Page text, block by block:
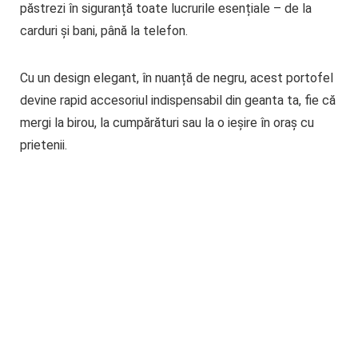
păstrezi în siguranță toate lucrurile esențiale – de la
carduri și bani, până la telefon.
Cu un design elegant, în nuanță de negru, acest portofel
devine rapid accesoriul indispensabil din geanta ta, fie că
mergi la birou, la cumpărături sau la o ieșire în oraș cu
prietenii.